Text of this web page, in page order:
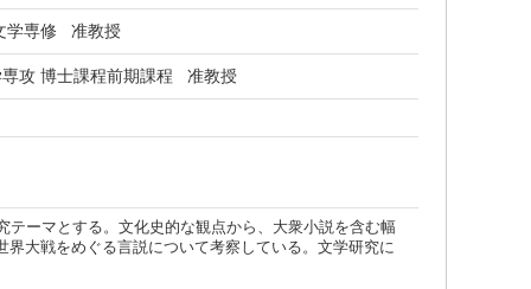
学専修 准教授
攻 博士課程前期課程 准教授
ーマとする。文化史的な観点から、大衆小説を含む幅
大戦をめぐる言説について考察している。文学研究に